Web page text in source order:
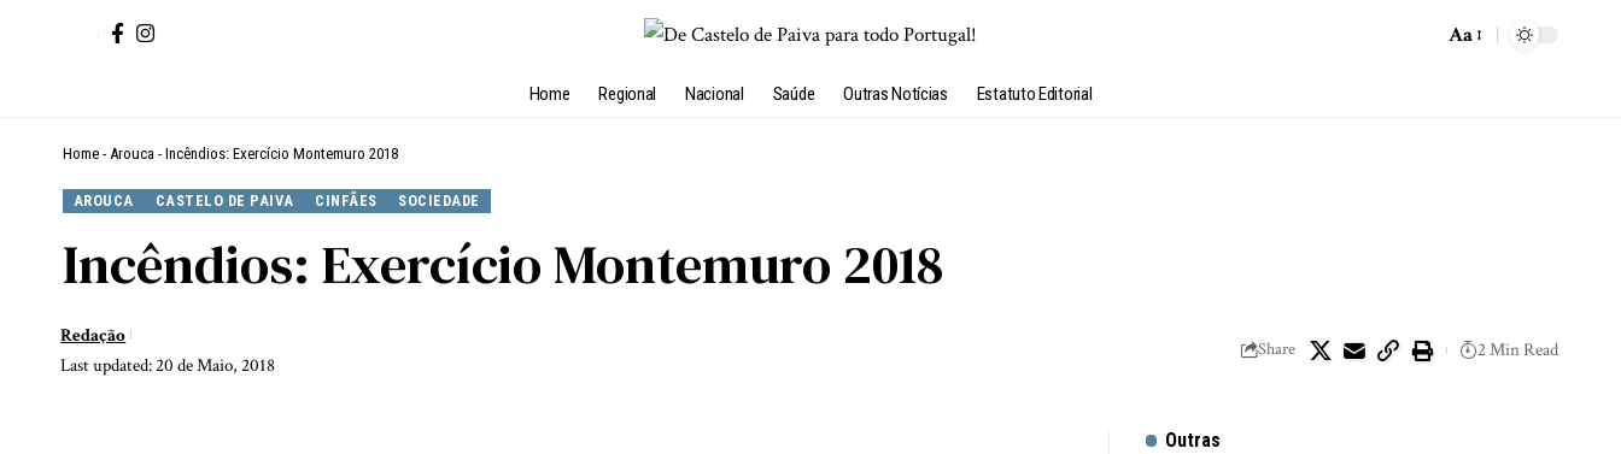
Aa
Home Regional Nacional Saúde Outras Notícias Estatuto Editorial
Home - Arouca - Incêndios: Exercício Montemuro 2018
AROUCA CASTELO DE PAIVA CINFÃES SOCIEDADE
Incêndios: Exercício Montemuro 2018
Last updated: 20 de Maio, 2018
Redação
Share 2 Min Read
Outras